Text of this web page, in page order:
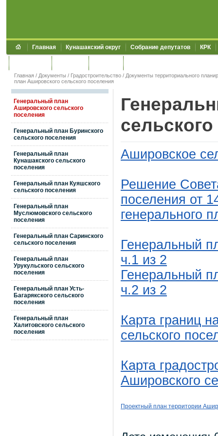
Главная Кунашакский округ Собрание депутатов КРК
Главная / Документы / Градостроительство / Документы территориального
план Ашировского сельского поселения
Генеральный план
Ашировского сельского
поселения
Генеральный план Буринского
сельского поселения
Генеральный план
Кунашакского сельского
поселения
Генеральный план Куяшского
сельского поселения
Генеральный план
Муслюмовского сельского
поселения
Генеральный план Саринского
сельского поселения
Генеральный план
Урукульского сельского
поселения
Генеральный план Усть-
Багарякского сельского
поселения
Генеральный план
Халитовского сельского
поселения
Ашировское
Решение
поселения от
генерального
Генеральный
ч.1 из 2
Генеральный
ч.2 из 2
Карта границ
сельского
Карта
Ашировского
Проектный план территории